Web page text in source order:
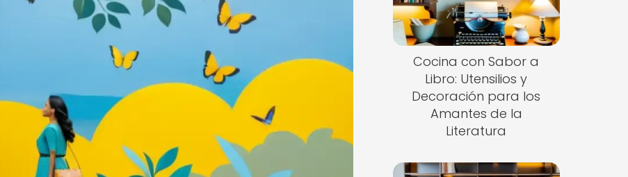
Cocina con Sabor a
Libro: Utensilios y
Decoración para los
Amantes de la
Literatura